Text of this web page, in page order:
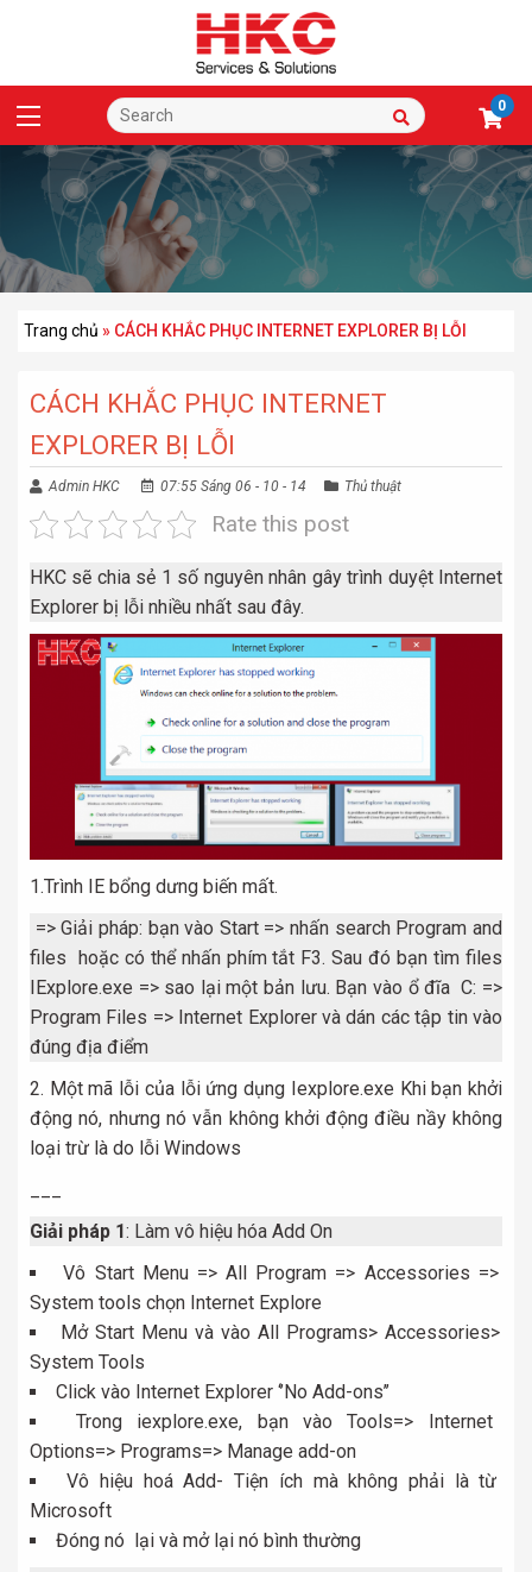
0
Trang chủ » CÁCH KHẮC PHỤC INTERNET EXPLORER BỊ LỖI
CÁCH KHẮC PHỤC INTERNET
EXPLORER BỊ LỖI
Admin HKC 07:55 Sáng 06 - 10 - 14 Thủ thuật
Rate this post
HKC sẽ chia sẻ 1 số nguyên nhân gây trình duyệt Internet
Explorer bị lỗi nhiều nhất sau đây.
1.Trình IE bổng dưng biến mất.
=> Giải pháp: bạn vào Start => nhấn search Program and
files hoặc có thể nhấn phím tắt F3. Sau đó bạn tìm files
IExplore.exe => sao lại một bản lưu. Bạn vào ổ đĩa C: =>
Program Files => Internet Explorer và dán các tập tin vào
đúng địa điểm
2. Một mã lỗi của lỗi ứng dụng Iexplore.exe Khi bạn khởi
động nó, nhưng nó vẫn không khởi động điều nầy không
loại trừ là do lỗi Windows
Giải pháp 1: Làm vô hiệu hóa Add On
Vô Start Menu => All Program => Accessories =>
System tools chọn Internet Explore
Mở Start Menu và vào All Programs> Accessories>
System Tools
Click vào Internet Explorer ‘’No Add-ons’’
Trong iexplore.exe, bạn vào Tools=> Internet
Options=> Programs=> Manage add-on
Vô hiệu hoá Add- Tiện ích mà không phải là từ
Microsoft
Đóng nó lại và mở lại nó bình thường